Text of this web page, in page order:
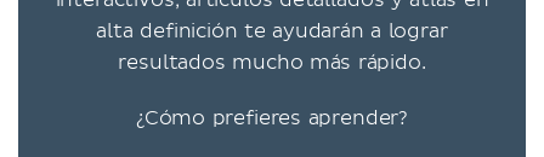
alta definición te ayudarán a lograr
resultados mucho más rápido.
¿Cómo prefieres aprender?